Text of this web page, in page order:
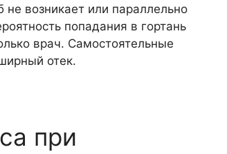
не возникает или параллельно
попадания в гортань
врач. Самостоятельные
отек.
при